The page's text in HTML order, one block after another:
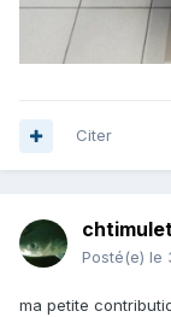
Citer
Posté(e) le
ma petite